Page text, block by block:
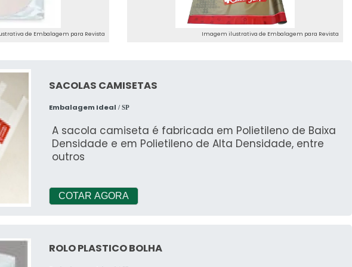
segurança, conte com a AURUM.
de Embalagem para Revista Imagem ilustrativa de Embalagem para Revista
SACOLAS CAMISETAS
Embalagem Ideal / SP
A sacola camiseta é fabricada em Polietileno de Baixa
Densidade e em Polietileno de Alta Densidade, entre
outros
COTAR AGORA
ROLO PLASTICO BOLHA